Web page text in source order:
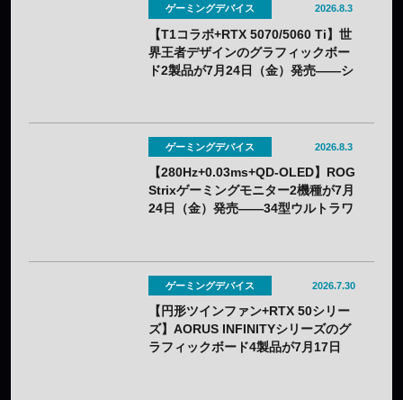
ゲーミングデバイス 2026.8.3
【T1コラボ+RTX 5070/5060 Ti】世
界王者デザインのグラフィックボー
ド2製品が7月24日（金）発売——シ
ゲーミングデバイス 2026.8.3
【280Hz+0.03ms+QD-OLED】ROG
Strixゲーミングモニター2機種が7月
24日（金）発売——34型ウルトラワ
ゲーミングデバイス 2026.7.30
【円形ツインファン+RTX 50シリー
ズ】AORUS INFINITYシリーズのグ
ラフィックボード4製品が7月17日